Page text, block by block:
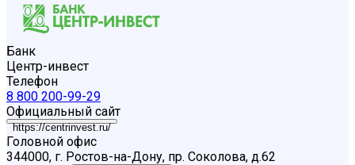
Банк
Центр-инвест
Телефон
8 800 200-99-29
Официальный сайт
https://centrinvest.ru/
Головной офис
344000, г. Ростов-на-Дону, пр. Соколова, д.62